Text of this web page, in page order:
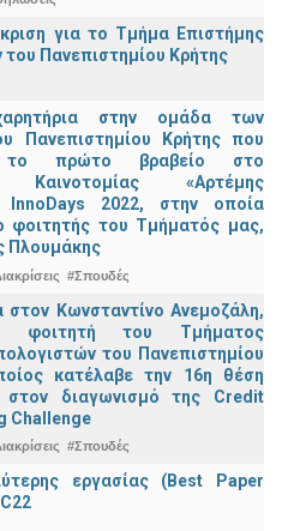
για το Τμήμα Επιστήμης
Πανεπιστημίου Κρήτης
στην ομάδα των
Πανεπιστημίου Κρήτης που
το πρώτο βραβείο στο
Καινοτομίας «Αρτέμης
InnoDays 2022, στην οποία
φοιτητής του Τμήματός μας,
Πλουμάκης
#Σπουδές
στον Κωνσταντίνο Ανεμοζάλη,
φοιτητή του Τμήματος
του Πανεπιστημίου
κατέλαβε την 16η θέση
στον διαγωνισμό της Credit
Challenge
#Σπουδές
εργασίας (Best Paper